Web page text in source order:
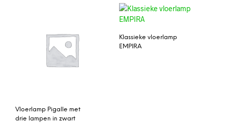
Vloerlamp Pigalle met
drie lampen in zwart
Klassieke vloerlamp
EMPIRA